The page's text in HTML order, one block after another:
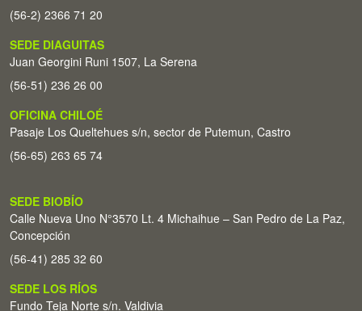
(56-2) 2366 71 20
SEDE DIAGUITAS
Juan Georgini Runi 1507, La Serena
(56-51) 236 26 00
OFICINA CHILOÉ
Pasaje Los Queltehues s/n, sector de Putemun, Castro
(56-65) 263 65 74
SEDE BIOBÍO
Calle Nueva Uno N°3570 Lt. 4 Michaihue – San Pedro de La Paz,
Concepción
(56-41) 285 32 60
SEDE LOS RÍOS
Fundo Teja Norte s/n. Valdivia